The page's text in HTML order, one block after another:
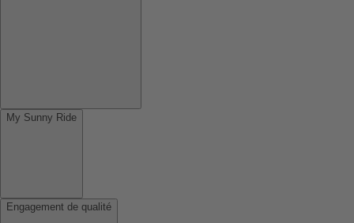
My Sunny Ride
Engagement de qualité